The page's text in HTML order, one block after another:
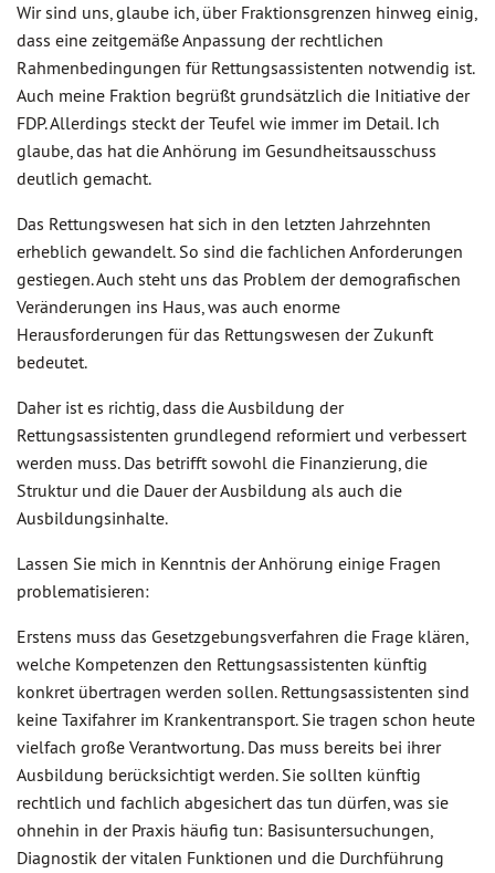
Wir sind uns, glaube ich, über Fraktionsgrenzen hinweg einig,
dass eine zeitgemäße Anpassung der rechtlichen
Rahmenbedingungen für Rettungsassistenten notwendig ist.
Auch meine Fraktion begrüßt grundsätzlich die Initiative der
FDP. Allerdings steckt der Teufel wie immer im Detail. Ich
glaube, das hat die Anhörung im Gesundheitsausschuss
deutlich gemacht.
Das Rettungswesen hat sich in den letzten Jahrzehnten
erheblich gewandelt. So sind die fachlichen Anforderungen
gestiegen. Auch steht uns das Problem der demografischen
Veränderungen ins Haus, was auch enorme
Herausforderungen für das Rettungswesen der Zukunft
bedeutet.
Daher ist es richtig, dass die Ausbildung der
Rettungsassistenten grundlegend reformiert und verbessert
werden muss. Das betrifft sowohl die Finanzierung, die
Struktur und die Dauer der Ausbildung als auch die
Ausbildungsinhalte.
Lassen Sie mich in Kenntnis der Anhörung einige Fragen
problematisieren:
Erstens muss das Gesetzgebungsverfahren die Frage klären,
welche Kompetenzen den Rettungsassistenten künftig
konkret übertragen werden sollen. Rettungsassistenten sind
keine Taxifahrer im Krankentransport. Sie tragen schon heute
vielfach große Verantwortung. Das muss bereits bei ihrer
Ausbildung berücksichtigt werden. Sie sollten künftig
rechtlich und fachlich abgesichert das tun dürfen, was sie
ohnehin in der Praxis häufig tun: Basisuntersuchungen,
Diagnostik der vitalen Funktionen und die Durchführung